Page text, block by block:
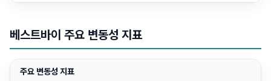
베스트바이 주요 변동성 지표
주요 변동성 지표